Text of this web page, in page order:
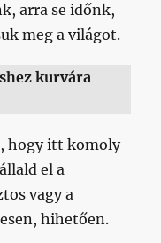
arra se időnk,
meg a világot.
kurvára
hogy itt komoly
el a
vagy a
hihetően.